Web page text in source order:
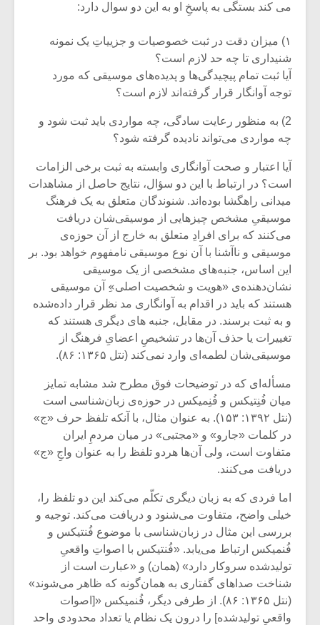
می کند بستگی به پاسخِ او به این دو سوال دارد:
۱) میزان دقت در ثبت خصوصیات و جزییاتِ یک نمونه
شنیداری تا چه حد لازم است؟
آیا ثبت تمام پیچیدگی‌ها و پدیده‌های موسیقی که مورد
توجه آوانگار قرار گرفته‌اند لازم است؟
2) به منظور رعایت سادگی، چه مواردی باید ثبت شود و
چه مواردی می‌تواند نادیده گرفته شود؟
آیا اعتبار و صحت آوانگاری وابسته به ثبت برخی الزامات
است؟ در ارتباط با این دو سؤال، نتایج حاصل از مشاهدات
میدانی راهگشا بوده‌اند. شنوندگان متعلق به یک فرهنگ
موسیقیِ مشخص چیزهایی از موسیقی‌شان دریافت
می‌کنند که برای افرادِ متعلق به خارج از آن حوزه‌ی
موسیقی و ناآشنا با آن نوع موسیقی نامفهوم خواهد بود. بر
این اساس، جنبه‌های مشخصی از یک موسیقی
نشان‌دهنده‌ی «هویت و شخصیت اصلی»ِ آن موسیقی
هستند که باید در اقدام به آوانگاری مد نظر قرار داده‌شده
و به ثبت برسند. در مقابل، جنبه ‌های دیگری هستند که
تغییرات یا حذف آن‌ها در تشخیصِ اعضایِ فرهنگ از
موسیقی‌شان لطمه‌ای وارد نمی‌کند (نتل ۱۳۶۵: ۸۶).
مسأله‌ای که در توضیحات فوق مطرح شد مشابه تمایز
میان فُنِتیکس و فُنِمیکس در حوزه‌ی زبان‌شناسی است
(نتل ۱۳۹۲: ۱۵۳). به عنوان مثال، با آنکه تلفظ حرف «ج»
در کلمات «جارو» و «مجتبی» در میان مردمِ ایران
متفاوت است، ولی آن‌ها هردو تلفظ را به عنوان واجِ «ج»
دریافت می‌کنند.
اما فردی که به زبان دیگری تکلّم می‌کند این دو تلفظ را،
خیلی واضح، متفاوت می‌شنود و دریافت می‌کند. توجیه و
بررسی این مثال در زبان‌شناسی با موضوع فُنتیکس و
فُنمیکس ارتباط می‌یابد. «فُنتیکس با اصواتِ واقعیِ
تولیدشده سروکار دارد» (همان) و «عبارت است از
شناخت صداهای گفتاری به همان‌گونه که ظاهر می‌شوند»
(نتل ۱۳۶۵: ۸۶). از طرفی دیگر، فُنمیکس «[اصوات
واقعیِ تولیدشده] را درون یک نظام یا تعداد محدودی واحد
میکلوش روژا
یادداشتی بر موسیقی
متن فیلم «متری
شیش و نیم»
اگر نمی توانی
مشهورترین باشی،
بدنام ترین باش
موسیقی